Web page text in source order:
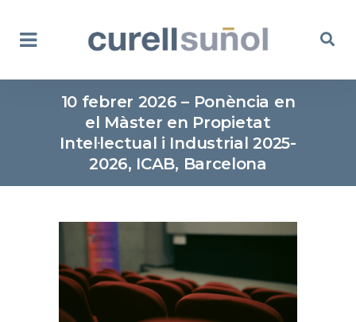
10 febrer 2026 – Ponència en
el Màster en Propietat
Intel·lectual i Industrial 2025-
2026, ICAB, Barcelona